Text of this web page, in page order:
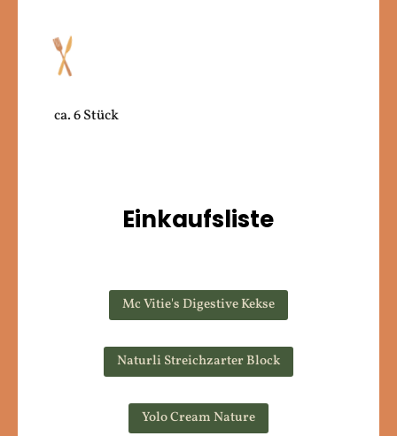
ca. 6 Stück
Einkaufsliste
Mc Vitie's Digestive Kekse
Naturli Streichzarter Block
Yolo Cream Nature